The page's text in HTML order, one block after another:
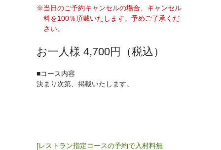
当日のご予約キャンセルの場合、キャンセル
料を100％頂戴いたします。予めご了承くだ
さい。
お一人様 4,700円（税込）
■コース内容
決まり次第、掲載いたします。
[レストラン指定コースの予約で入村料無